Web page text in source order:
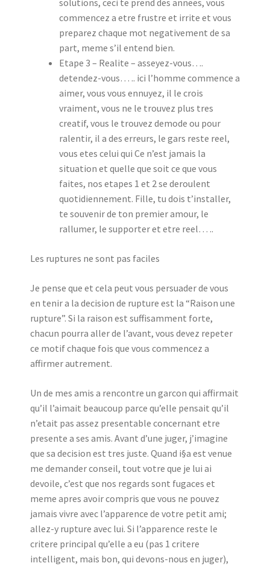
solutions, ceci te prend des annees, vous
commencez a etre frustre et irrite et vous
preparez chaque mot negativement de sa
part, meme s’il entend bien.
Etape 3 – Realite – asseyez-vous….
detendez-vous… .. ici l’homme commence a
aimer, vous vous ennuyez, il le crois
vraiment, vous ne le trouvez plus tres
creatif, vous le trouvez demode ou pour
ralentir, il a des erreurs, le gars reste reel,
vous etes celui qui Ce n’est jamais la
situation et quelle que soit ce que vous
faites, nos etapes 1 et 2 se deroulent
quotidiennement. Fille, tu dois t’installer,
te souvenir de ton premier amour, le
rallumer, le supporter et etre reel… ..
Les ruptures ne sont pas faciles
Je pense que et cela peut vous persuader de vous
en tenir a la decision de rupture est la “Raison une
rupture”. Si la raison est suffisamment forte,
chacun pourra aller de l’avant, vous devez repeter
ce motif chaque fois que vous commencez a
affirmer autrement.
Un de mes amis a rencontre un garcon qui affirmait
qu’il l’aimait beaucoup parce qu’elle pensait qu’il
n’etait pas assez presentable concernant etre
presente a ses amis. Avant d’une juger, j’imagine
que sa decision est tres juste. Quand i§a est venue
me demander conseil, tout votre que je lui ai
devoile, c’est que nos regards sont fugaces et
meme apres avoir compris que vous ne pouvez
jamais vivre avec l’apparence de votre petit ami;
allez-y rupture avec lui. Si l’apparence reste le
critere principal qu’elle a eu (pas 1 critere
intelligent, mais bon, qui devons-nous en juger),